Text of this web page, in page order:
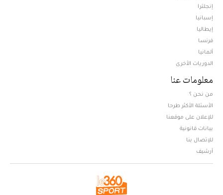
إنجلترا
إسبانيا
إيطاليا
فرنسا
ألمانيا
الدوريات الأخرى
معلومات عنا
من نحن ؟
الأسئلة الأكثر طرحا
للإعلان على موقعنا
بيانات قانونية
للإتصال بنا
أرشيف